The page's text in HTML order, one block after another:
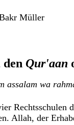
Müller
Qur'aan
assalam wa
Rechtsschulen
Allah, der